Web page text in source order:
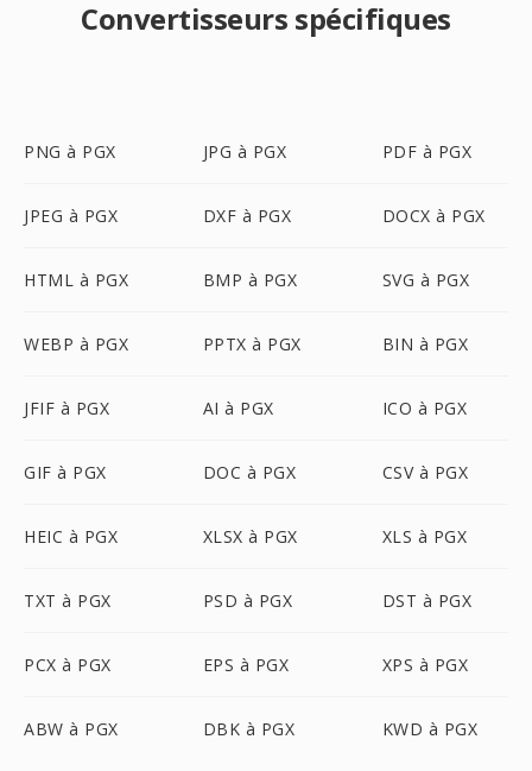
Convertisseurs spécifiques
PNG à PGX JPG à PGX PDF à PGX
JPEG à PGX DXF à PGX DOCX à PGX
HTML à PGX BMP à PGX SVG à PGX
WEBP à PGX PPTX à PGX BIN à PGX
JFIF à PGX AI à PGX ICO à PGX
GIF à PGX DOC à PGX CSV à PGX
HEIC à PGX XLSX à PGX XLS à PGX
TXT à PGX PSD à PGX DST à PGX
PCX à PGX EPS à PGX XPS à PGX
ABW à PGX DBK à PGX KWD à PGX